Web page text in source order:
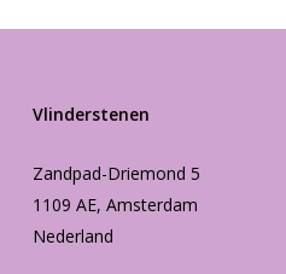
Vlinderstenen
Zandpad-Driemond 5
1109 AE, Amsterdam
Nederland